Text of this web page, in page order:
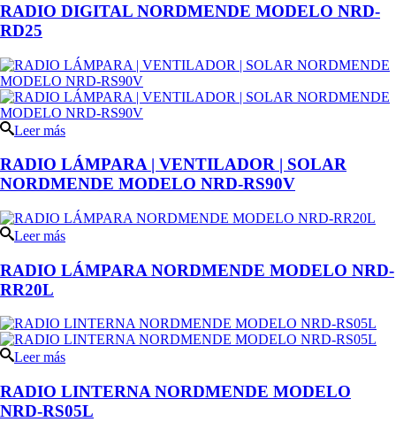
RADIO DIGITAL NORDMENDE MODELO NRD-
RD25
Leer más
RADIO LÁMPARA | VENTILADOR | SOLAR
NORDMENDE MODELO NRD-RS90V
Leer más
RADIO LÁMPARA NORDMENDE MODELO NRD-
RR20L
Leer más
RADIO LINTERNA NORDMENDE MODELO
NRD-RS05L